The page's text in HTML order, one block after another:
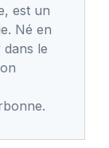
est un
Né en
dans le